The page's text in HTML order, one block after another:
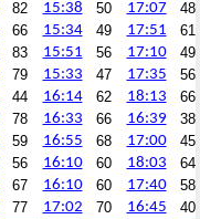
82 15:38 50 17:07
48
66 15:34 49 17:51
61
83 15:51 56 17:10
49
79 15:33 47 17:35
56
44 16:14 62 18:13
66
78 16:33 66 16:39
38
59 16:55 68 17:00
45
56 16:10 60 18:03
64
67 16:10 60 17:40
58
77 17:02 70 16:45
40